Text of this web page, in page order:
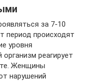
за 7-10
период происходят
уровня
реагирует
Женщины
нарушений